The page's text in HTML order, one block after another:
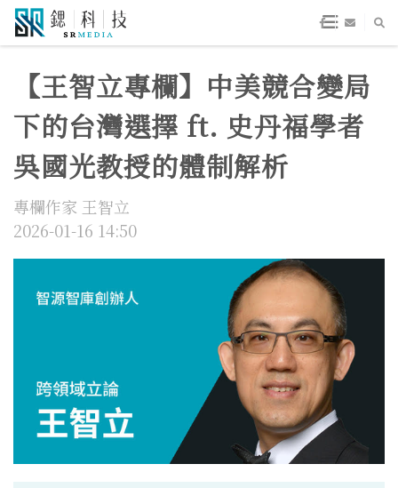
【王智立專欄】中美競合變局
下的台灣選擇 ft. 史丹福學者
吳國光教授的體制解析
專欄作家 王智立
2026-01-16 14:50